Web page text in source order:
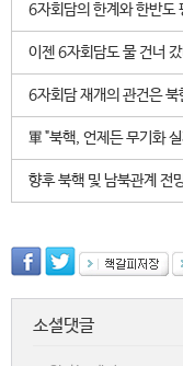
6자회담의 한계와 한반도
이젠 6자회담도 물 건너
6자회담 재개의 관건은 북
軍 "북핵, 언제든 무기화
향후 북핵 및 남북관계 전
소셜댓글